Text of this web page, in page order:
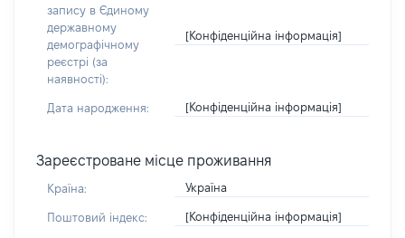
запису в Єдиному
державному
демографічному
реєстрі (за
наявності):
[Конфіденційна інформація]
Дата народження: [Конфіденційна інформація]
Зареєстроване місце проживання
Країна: Україна
Поштовий індекс: [Конфіденційна інформація]